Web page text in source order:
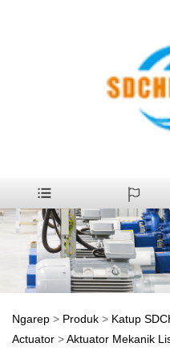
Ngarep > Produk > Katup
Actuator >Aktuator Mekanik